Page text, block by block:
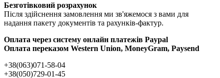
Безготівковий розрахунок
Після здійснення замовлення ми зв'яжемося з вами для
надання пакету документів та рахунків-фактур.
Оплата через систему онлайн платежів Paypal
Оплата переказом Western Union, MoneyGram, Paysend
+38(063)071-58-04
+38(050)729-01-45